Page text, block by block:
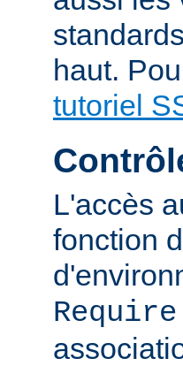
haut.
tutoriel
L'accès
fonction